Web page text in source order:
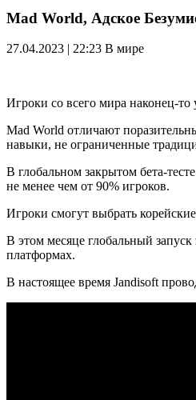
Mad World, Адское
27.04.2023 | 22:23 В мире
Игроки со всего мира наконец-
Mad World отличают
навыки, не ограниченные
В глобальном закрытом бета-
не менее чем от 90% игроков.
Игроки смогут выбрать
В этом месяце глобальный
платформах.
В настоящее время Jandisoft